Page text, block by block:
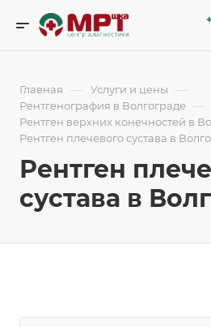
Главная — Услуги и цены —
Рентгенография в Волгограде —
Рентген верхних конечностей в
Рентген плечевого сустава в
Рентген
сустава в